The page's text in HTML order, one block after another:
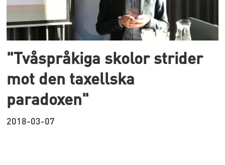
"Tvåspråkiga skolor strider
mot den taxellska
paradoxen"
2018-03-07